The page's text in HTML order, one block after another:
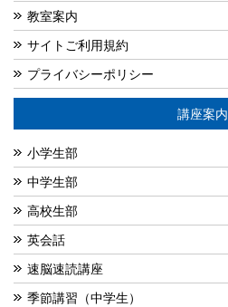
教室案内
サイトご利用規約
プライバシーポリシー
講座案内
小学生部
中学生部
高校生部
英会話
速脳速読講座
季節講習（中学生）